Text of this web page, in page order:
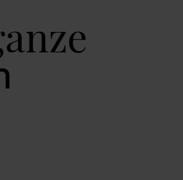
ganz